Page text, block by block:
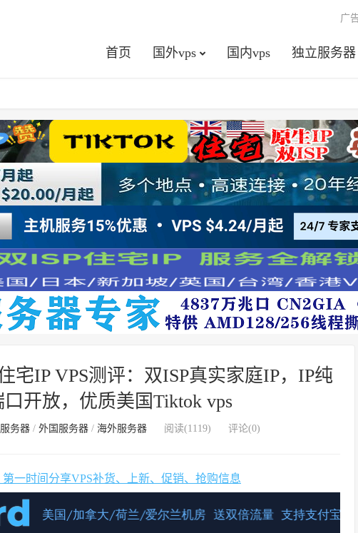
首页 国外vps 国内vps 独立服务器
广
宅IP VPS测评：双ISP真实家庭IP，IP纯
开放，优质美国Tiktok vps
务器/ 外国服务器/ 海外服务器 阅读(1119) 评论(0)
一时间分享VPS补货、上新、促销、抢购信息